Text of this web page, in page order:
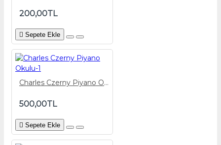
200,00TL
Sepete Ekle
Charles Czerny Piyano Okulu-1
500,00TL
Sepete Ekle